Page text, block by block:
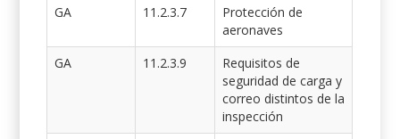
GA
11.2.3.7
Protección de
aeronaves
GA
11.2.3.9
Requisitos de
seguridad de carga y
correo distintos de la
inspección